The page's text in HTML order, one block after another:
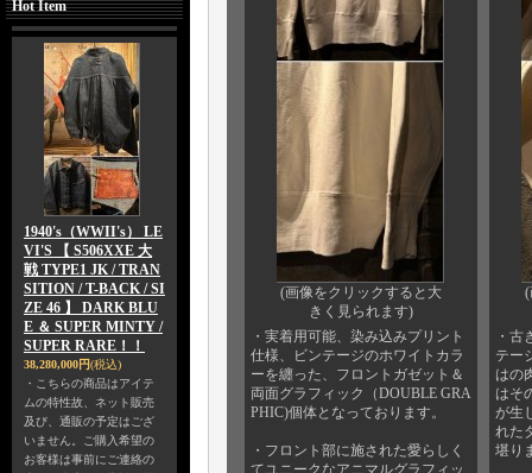
Hot Item
1940's（WWII's） LE
VI'S 【 S506XXE 大
戦 TYPE1 JK / TRAN
SITION / T-BACK / SI
ZE 46 】 DARK BLU
E ＆ SUPER MINTY /
SUPER RARE！！
38,280,000円(税込)
・こちらの商品はアイテ
ムの特性故、ネット販売
及び、通販の予定はござ
いません。ご購入希望の
お客様は事前にご連絡の
(画像をクリックすると大
きく見られます)
・実着用可能、染み込みプリント
仕様、ビンテージのホワイトカラ
ーを纏った、フロントガゼット＆
両面グラフィック（DOUBLE GRA
PHIC)個体となっております。
・フロント部に施された愛らしく
てユニークなアニマルグラフィッ
(
・古
テー
はの
はそ
が生
れた
堪り